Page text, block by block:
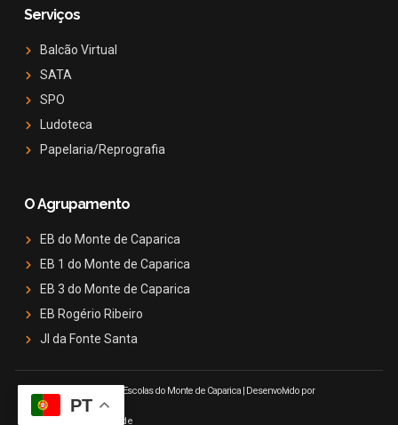
Serviços
Balcão Virtual
SATA
SPO
Ludoteca
Papelaria/Reprografia
O Agrupamento
EB do Monte de Caparica
EB 1 do Monte de Caparica
EB 3 do Monte de Caparica
EB Rogério Ribeiro
JI da Fonte Santa
© 2025 Agrupamento de Escolas do Monte de Caparica | Desenvolvido por
M@is3 Inovação
Política de Privacidade
PT